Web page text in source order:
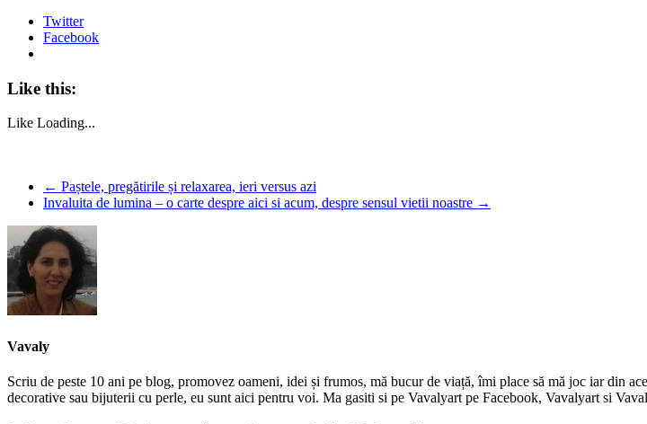
Twitter
Facebook
Like this:
Like Loading...
← Paștele, pregătirile și relaxarea, ieri versus azi
Invaluita de lumina – o carte despre aici si acum, despre sensul vietii noastre →
Vavaly
Scriu de peste 10 ani pe blog, promovez oameni, idei și frumos, mă bucur de viață, îmi place să mă joc iar din
decorative sau bijuterii cu perle, eu sunt aici pentru voi. Ma gasiti si pe Vavalyart pe Facebook, Vavalyart si